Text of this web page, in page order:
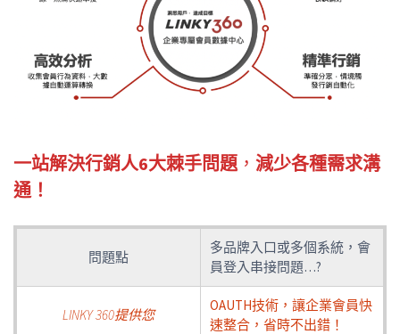
一站解決行銷人6大棘手問題 ， 減少各種需求溝
通！
問題點
多品牌入口或多個系統，會
員登入串接問題…?
LINKY 360提供您
OAUTH技術，讓企業會員快
速整合，省時不出錯！